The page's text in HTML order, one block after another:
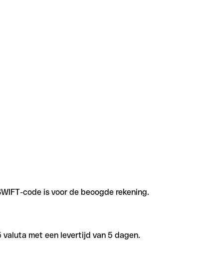
code is voor de beoogde rekening.
met een levertijd van 5 dagen.